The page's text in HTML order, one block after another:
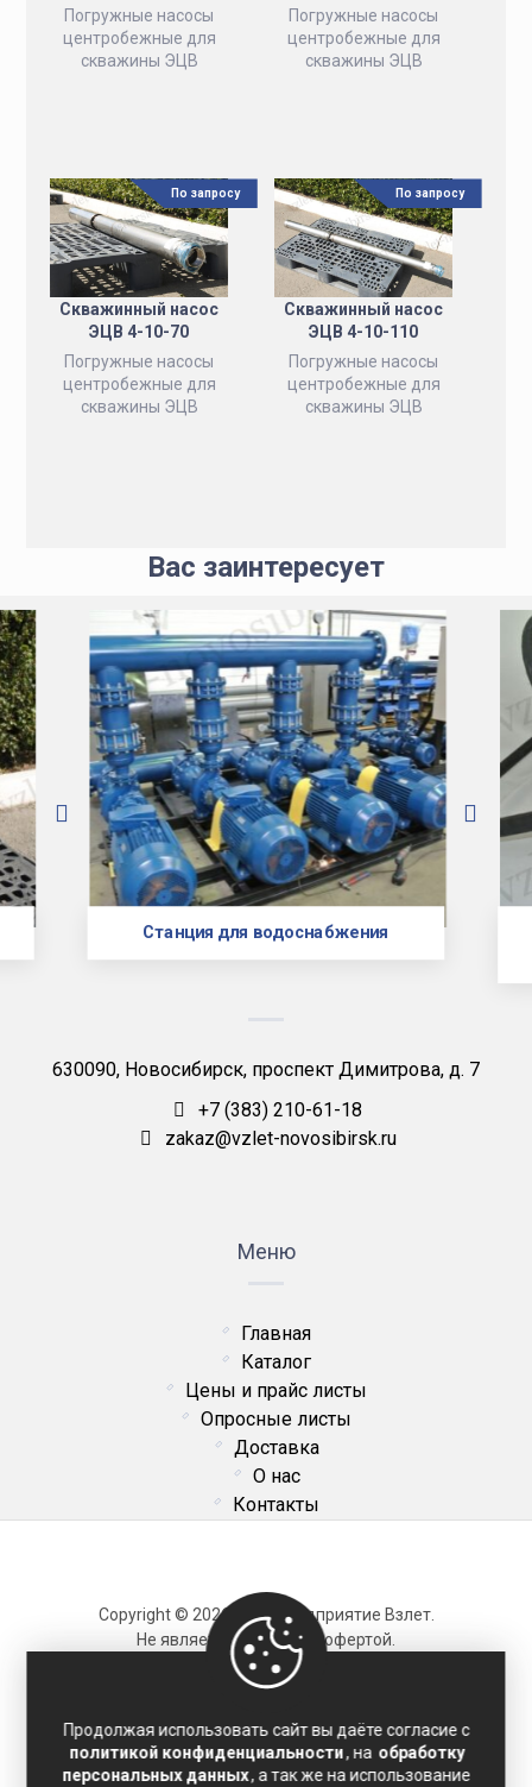
Погружные насосы
центробежные для
скважины ЭЦВ
Погружные насосы
центробежные для
скважины ЭЦВ
Скважинный насос
ЭЦВ 4-10-70
Погружные насосы
центробежные для
скважины ЭЦВ
По запросу
Скважинный насос
ЭЦВ 4-10-110
Погружные насосы
центробежные для
скважины ЭЦВ
По запросу
Вас заинтересует
Станция для водоснабжения
630090, Новосибирск, проспект Димитрова, д. 7
+7 (383) 210-61-18
zakaz@vzlet-novosibirsk.ru
Меню
Главная
Каталог
Цены и прайс листы
Опросные листы
Доставка
О нас
Контакты
Copyright © 2026 ОДО Предприятие Взлет.
Не является публичной офертой.
Карта сайта
Политика конфиденциальности
Продолжая использовать сайт вы даёте согласие с
политикой конфиденциальности, на обработку
персональных данных, а так же на использование